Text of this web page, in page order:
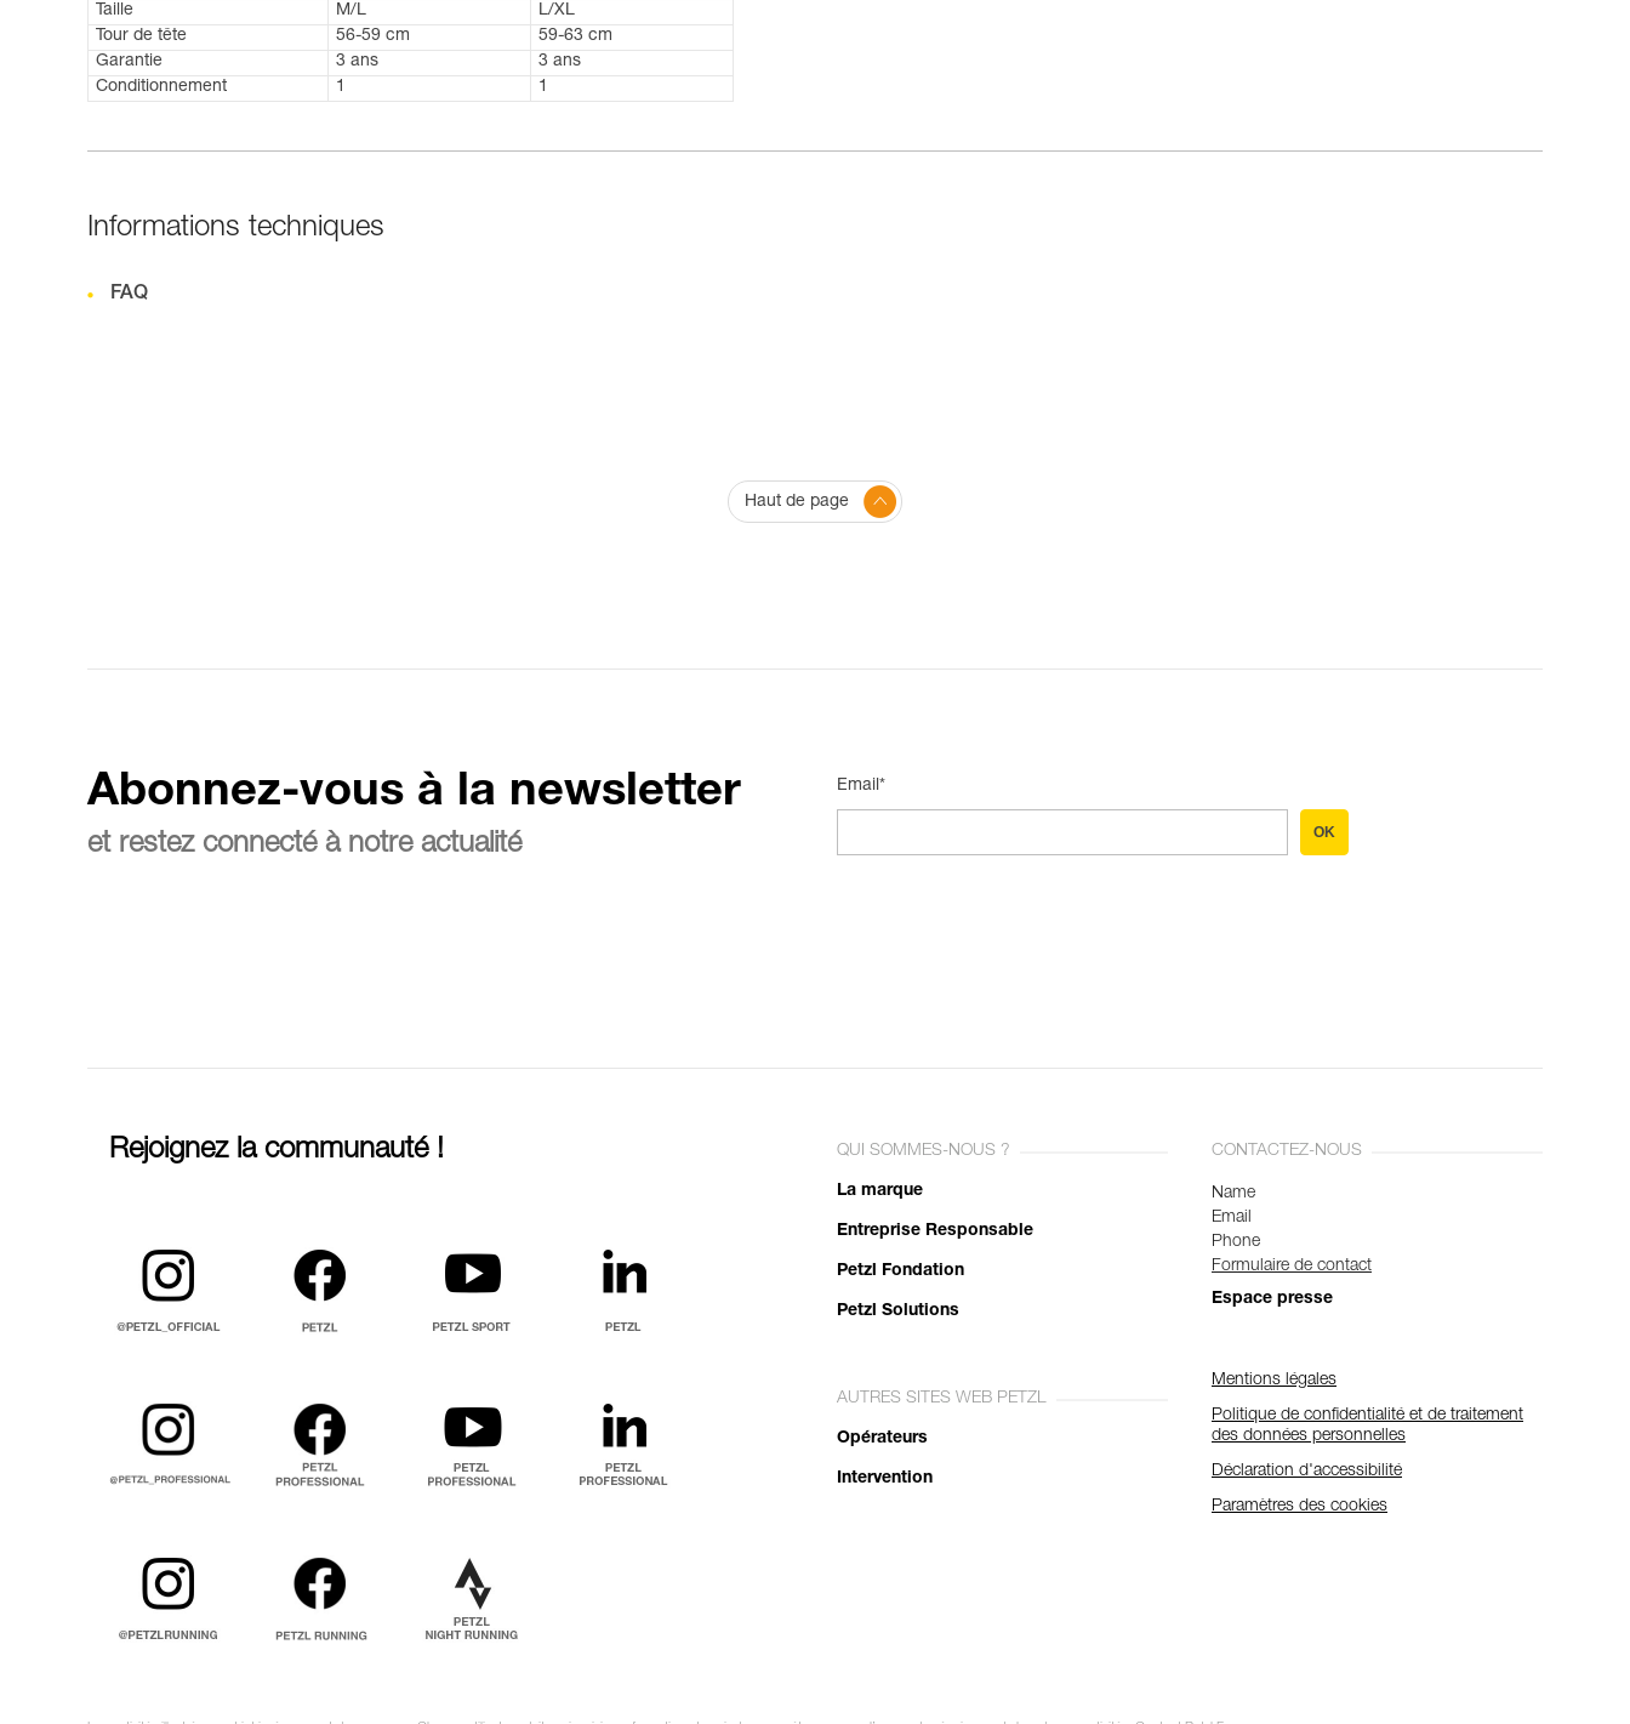
Taille
M/L
L/XL
Tour de tête
56-59 cm
59-63 cm
Garantie
3 ans
3 ans
Conditionnement
1 1
Informations techniques
FAQ
Haut de page
Abonnez-vous à la newsletter
et restez connecté à notre actualité
Email*
OK
Rejoignez la communauté ! QUI SOMMES-NOUS ?
La marque
Entreprise Responsable
Petzl Fondation
Petzl Solutions
AUTRES SITES WEB PETZL
Opérateurs
Intervention
CONTACTEZ-NOUS
Name
Email
Phone
Formulaire de contact
Espace presse
Mentions légales
Politique de confidentialité et de traitement
des données personnelles
Déclaration d'accessibilité
Paramètres des cookies